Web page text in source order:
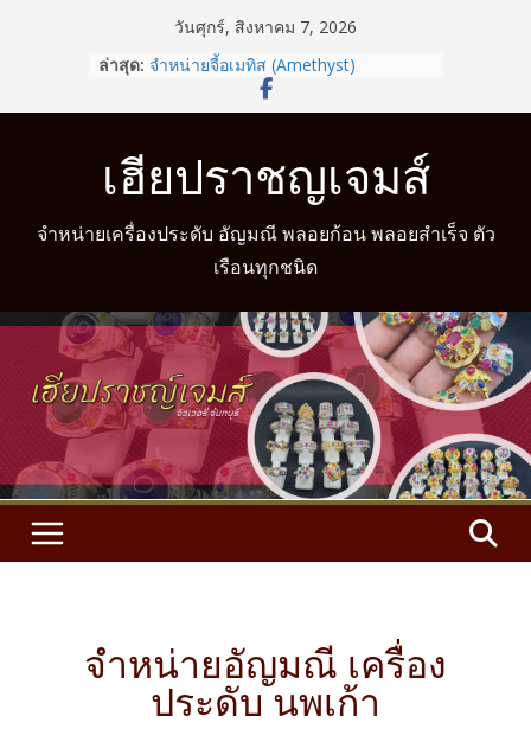
วันศุกร์, สิงหาคม 7, 2026
ล่าสุด: จำหน่ายแหวนมงคล พร้อมบริการวัดนิ้ว
จำหน่ายจี้อเมทิส (Amethyst)
รู้หรือไม่? สวมแหวนให้ถูกนิ้วตามวันเกิด
จำหน่ายแหวนแฟนซี
จำหน่ายแหวนมงคล
เฮียปราชญเจมส์
จำหน่ายเครื่องประดับ อัญมณี พลอยก้อน พลอยสำเร็จ ตัว
เรือนทุกชนิด
จำหน่ายอัญมณี เครื่อง
ประดับ นพเก้า